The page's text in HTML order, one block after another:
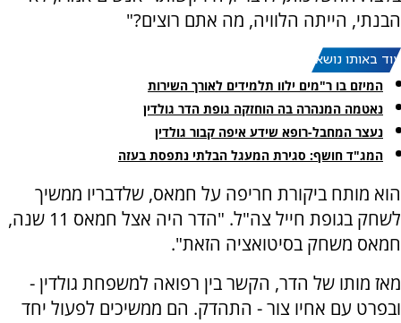
הבנתי, הייתה הלוויה, מה אתם רוצים?"
עוד באותו נושא:
המיזם בו ר"מים ילוו תלמידים לאורך השירות
נאטמה המנהרה בה הוחזקה גופת הדר גולדין
נעצר המחבל-רופא שידע איפה קבור גולדין
המג"ד חושף: סגירת המעגל הבלתי נתפסת בעזה
הוא מותח ביקורת חריפה על חמאס, שלדבריו ממשיך
לשחק בגופת חייל צה"ל. "הדר היה אצל חמאס 11 שנה,
חמאס משחק בסיטואציה הזאת".
מאז מותו של הדר, הקשר בין רפואה למשפחת גולדין -
ובפרט עם אחיו צור - התהדק. הם ממשיכים לפעול יחד